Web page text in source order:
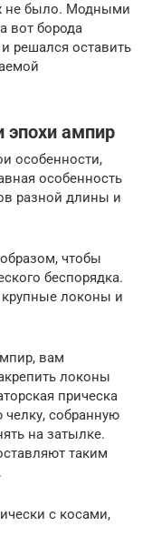
не было. Модными
вот борода
решался оставить
эпохи ампир
особенности,
особенность
разной длины и
чтобы
беспорядка.
крупные локоны и
вам
локоны
прическа
челку, собранную
на затылке.
таким
с косами,